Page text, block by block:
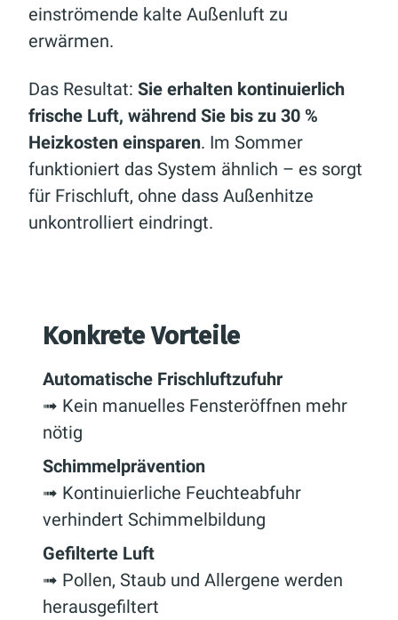
einströmende kalte Außenluft zu
erwärmen.
Das Resultat: Sie erhalten kontinuierlich
frische Luft, während Sie bis zu 30 %
Heizkosten einsparen. Im Sommer
funktioniert das System ähnlich – es sorgt
für Frischluft, ohne dass Außenhitze
unkontrolliert eindringt.
Konkrete Vorteile
Automatische Frischluftzufuhr
➟ Kein manuelles Fensteröffnen mehr
nötig
Schimmelprävention
➟ Kontinuierliche Feuchteabfuhr
verhindert Schimmelbildung
Gefilterte Luft
➟ Pollen, Staub und Allergene werden
herausgefiltert